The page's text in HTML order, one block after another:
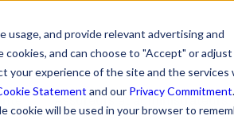
usage, and provide relevant advertising and
and can choose to "Accept" or
your experience of the site and the services
Statement and our Privacy Commitment.
cookie will be used in your browser to
Assureurs et administrateurs